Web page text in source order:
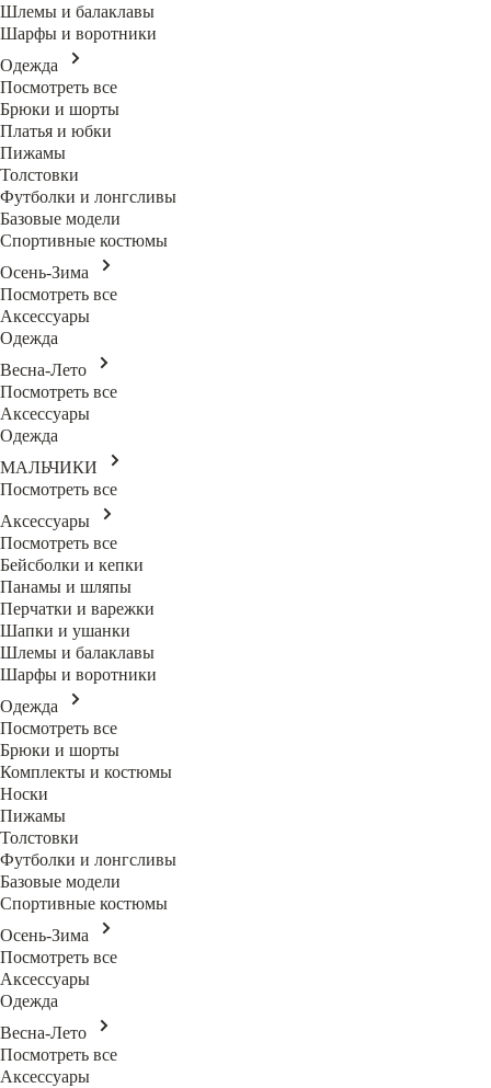
Шлемы и балаклавы
Шарфы и воротники
Одежда
Посмотреть все
Брюки и шорты
Платья и юбки
Пижамы
Толстовки
Футболки и лонгсливы
Базовые модели
Спортивные костюмы
Осень-Зима
Посмотреть все
Аксессуары
Одежда
Весна-Лето
Посмотреть все
Аксессуары
Одежда
МАЛЬЧИКИ
Посмотреть все
Аксессуары
Посмотреть все
Бейсболки и кепки
Панамы и шляпы
Перчатки и варежки
Шапки и ушанки
Шлемы и балаклавы
Шарфы и воротники
Одежда
Посмотреть все
Брюки и шорты
Комплекты и костюмы
Носки
Пижамы
Толстовки
Футболки и лонгсливы
Базовые модели
Спортивные костюмы
Осень-Зима
Посмотреть все
Аксессуары
Одежда
Весна-Лето
Посмотреть все
Аксессуары